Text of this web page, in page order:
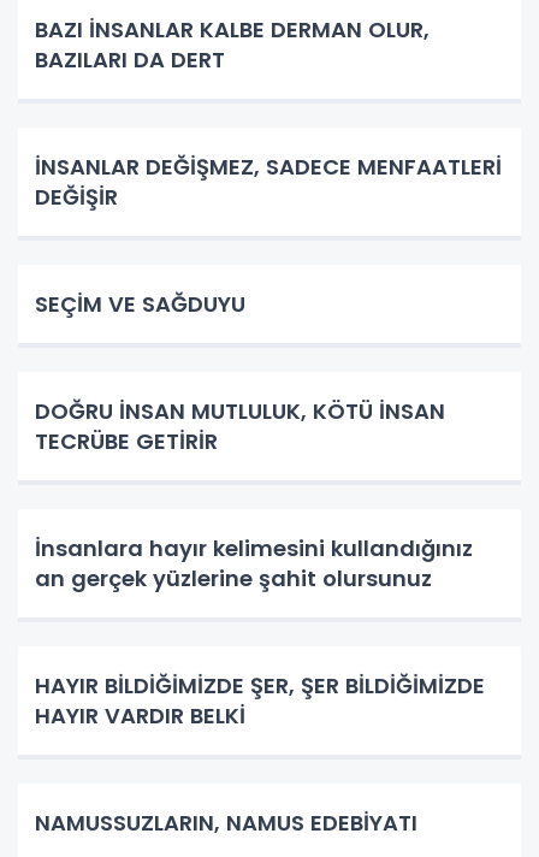
BAZI İNSANLAR KALBE DERMAN OLUR,
BAZILARI DA DERT
İNSANLAR DEĞİŞMEZ, SADECE MENFAATLERİ
DEĞİŞİR
SEÇİM VE SAĞDUYU
DOĞRU İNSAN MUTLULUK, KÖTÜ İNSAN
TECRÜBE GETİRİR
İnsanlara hayır kelimesini kullandığınız
an gerçek yüzlerine şahit olursunuz
HAYIR BİLDİĞİMİZDE ŞER, ŞER BİLDİĞİMİZDE
HAYIR VARDIR BELKİ
NAMUSSUZLARIN, NAMUS EDEBİYATI